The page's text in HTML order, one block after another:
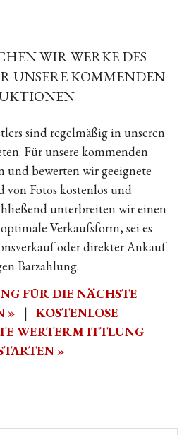
WIR WERKE DES
UNSERE KOMMENDEN
sind regelmäßig in unseren
Für unsere kommenden
bewerten wir geeignete
von Fotos kostenlos und
unterbreiten wir einen
Verkaufsform, sei es
oder direkter Ankauf
Barzahlung.
FÜR DIE NÄCHSTE
»
| KOSTENLOSE
WERTERM ITTLUNG
»